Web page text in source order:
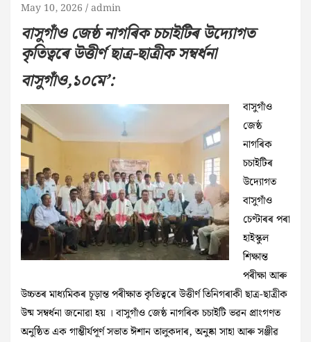
May 10, 2026 admin
বাসুগাঁও জেষ্ঠ নাগৰিক চচাইটিৰ উদ্যোগত
কৃতিত্বৰে উত্তীৰ্ণ ছাত্ৰ-ছাত্ৰীক সম্বৰ্ধনা
বাসুগাঁও,১০মে’:
বাসুগাঁও
জেষ্ঠ
নাগৰিক
চচাইটিৰ
উদ্যোগত
বাসুগাঁও
চেণ্টাৰৰ পৰা
হাইস্কুল
শিক্ষান্ত
পৰীক্ষা আৰু
উচ্চতৰ মাধ্যমিকৰ চূড়ান্ত পৰীক্ষাত কৃতিত্বৰে উত্তীৰ্ণ তিনিগৰাকী ছাত্ৰ-ছাত্ৰীক
উষ্ম সম্বৰ্ধনা জনোৱা হয় । বাসুগাঁও জেষ্ঠ নাগৰিক চচাইটি ভৱন প্ৰাংগণত
অনুষ্ঠিত এক গাম্ভীৰ্যপূৰ্ণ সভাত ঈশান তালুকদাৰ, অনুষ্কা সাহা আৰু সঞ্জীৱ